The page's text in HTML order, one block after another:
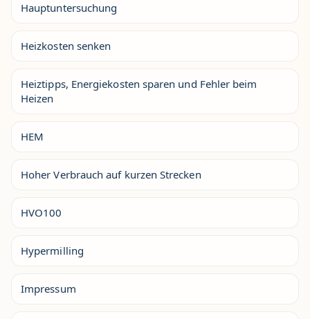
Hauptuntersuchung
Heizkosten senken
Heiztipps, Energiekosten sparen und Fehler beim
Heizen
HEM
Hoher Verbrauch auf kurzen Strecken
HVO100
Hypermilling
Impressum